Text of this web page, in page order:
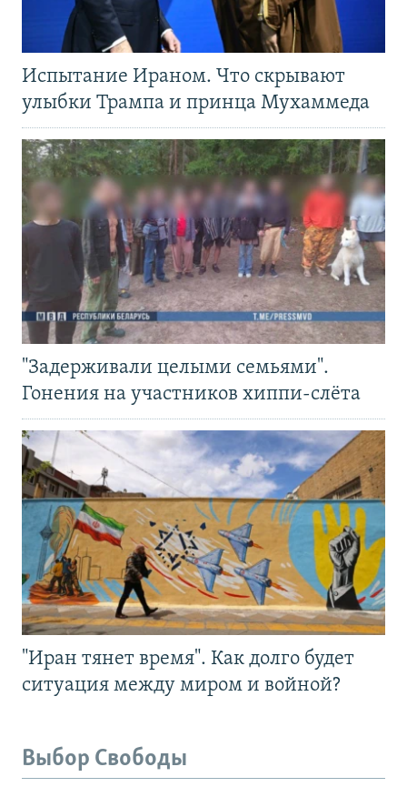
Испытание Ираном. Что скрывают
улыбки Трампа и принца Мухаммеда
"Задерживали целыми семьями".
Гонения на участников хиппи-слёта
"Иран тянет время". Как долго будет
ситуация между миром и войной?
Выбор Свободы